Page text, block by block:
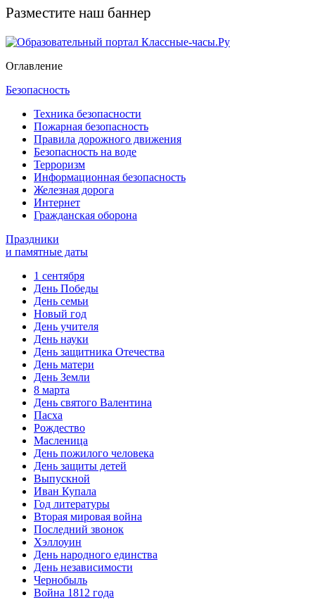
Разместите наш баннер
Оглавление
Безопасность
Техника безопасности
Пожарная безопасность
Правила дорожного движения
Безопасность на воде
Терроризм
Информационная безопасность
Железная дорога
Интернет
Гражданская оборона
Праздники
и памятные даты
1 сентября
День Победы
День семьи
Новый год
День учителя
День науки
День защитника Отечества
День матери
День Земли
8 марта
День святого Валентина
Пасха
Рождество
Масленица
День пожилого человека
День защиты детей
Выпускной
Иван Купала
Год литературы
Вторая мировая война
Последний звонок
Хэллоуин
День народного единства
День независимости
Чернобыль
Война 1812 года